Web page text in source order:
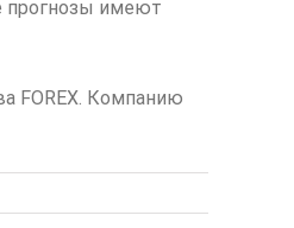
прогнозы имеют
FOREX. Компанию